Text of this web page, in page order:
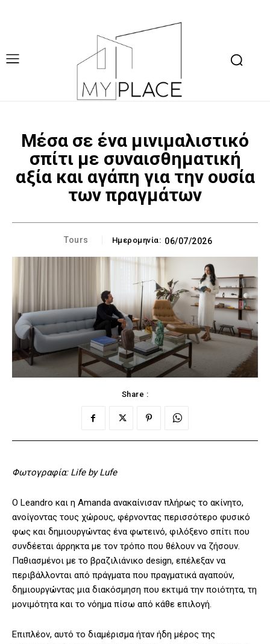
Μέσα σε ένα μινιμαλιστικό
σπίτι με συναισθηματική
αξία και αγάπη για την ουσία
των πραγμάτων
Tours Ημερομηνία: 06/07/2026
Share :
Φωτογραφία: Life by Lufe
Ο Leandro και η Amanda ανακαίνισαν πλήρως το ακίνητο,
ανοίγοντας τους χώρους, φέρνοντας περισσότερο φυσικό
φως και δημιουργώντας ένα φωτεινό, φιλόξενο σπίτι που
συνδέεται άρρηκτα με τον τρόπο που θέλουν να ζήσουν.
Παθιασμένοι με το βραζιλιάνικο design, επέλεξαν να
περιβάλλονται από πράγματα που πραγματικά αγαπούν,
δημιουργώντας μια διακόσμηση που εκτιμά την ποιότητα, τη
μονιμότητα και το νόημα πίσω από κάθε επιλογή.
Επιπλέον, αυτό το διαμέρισμα ήταν ήδη μέρος της